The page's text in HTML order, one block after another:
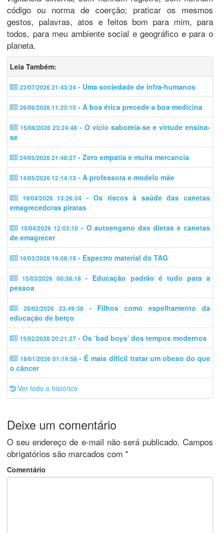
código ou norma de coerção; praticar os mesmos
gestos, palavras, atos e feitos bom para mim, para
todos, para meu ambiente social e geográfico e para o
planeta.
Leia Também:
22/07/2026 21:43:24 - Uma sociedade de infra-humanos
26/06/2026 11:23:10 - A boa ética precede a boa medicina
15/06/2026 23:24:48 - O vício saboreia-se e virtude ensina-
se
24/05/2026 21:48:27 - Zero empatia e muita mercancia
14/05/2026 12:14:13 - A professora e modelo mãe
19/04/2026 13:26:04 - Os riscos à saúde das canetas
emagrecedoras piratas
15/04/2026 12:03:10- O autoengano das dietas e canetas
de emagrecer
16/03/2026 19:08:18 - Espectro material do TAG
15/03/2026 00:38:18 - Educação padrão é tudo para a
pessoa
28/02/2026 23:49:38 - Filhos como espelhamento da
educação de berço
15/02/2026 20:21:27 - Os ‘bad boys’ dos tempos modernos
18/01/2026 01:19:58- É mais difícil tratar um obeso do que
o câncer
Ver todo o histórico
Deixe um comentário
O seu endereço de e-mail não será publicado. Campos
obrigatórios são marcados com *
Comentário